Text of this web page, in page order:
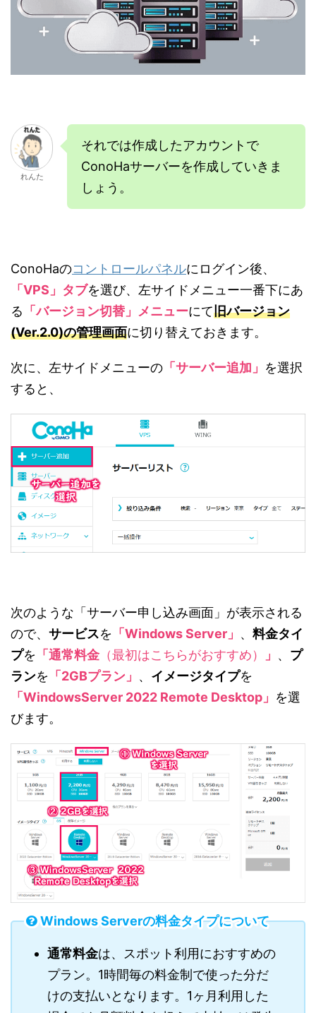
れんた
それでは作成したアカウントで
ConoHaサーバーを作成していきま
しょう。
ConoHaのコントロールパネルにログイン後、
「VPS」タブを選び、左サイドメニュー一番下にあ
る 「バージョン切替」メニューにて旧バージョン
(Ver.2.0)の管理画面に切り替えておきます。
次に、左サイドメニューの 「サーバー追加」 を選択
すると、
次のような「サーバー申し込み画面」が表示される
ので、 サービスを 「Windows Server」 、 料金タイ
プを 「通常料金 （最初はこちらがおすすめ） 」 、 プ
ランを 「2GBプラン」 、 イメージタイプを
「WindowsServer 2022 Remote Desktop」 を選
びます。
Windows Serverの料金タイプについて
通常料金は、スポット利用におすすめの
プラン。1時間毎の料金制で使った分だ
けの支払いとなります。1ヶ月利用した